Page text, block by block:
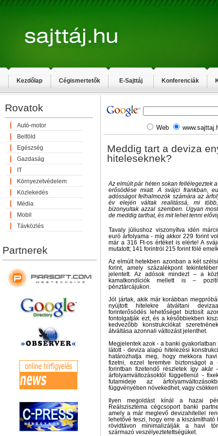
Kezdőlap Cégismertetők E-Sajttáj Konferenciák
Rovatok
Autó-motor
Belföld
Egészség
Gazdaság
IT
Környezetvédelem
Közlekedés
Média
Mobil
Távközlés
Partnerek
Web
Meddig tart a deviza
hiteleseknek?
Az elmúlt pár héten sokan fellélegeztek
erősödése miatt. A svájci frankban,
adósságot felhalmozók számára az
év elején váltak realitássá, mi
bizonyultak azzal szemben. Ugyan
de meddig tarthat, és mit lehet tenni
Tavaly júliushoz viszonyítva idén
euró árfolyama - míg akkor 229 forint
már a 316 Ft-os értéket is elérte! A
mutatott; 141 forintról 215 forint fölé
Az elmúlt hetekben azonban a két
forint, amely százalékpont
jelentett. Az adósok mindezt – a
kamatkondíciók mellett is –
pénztárcájukon.
Jól jártak, akik már korábban
nyújtott hitelekre átváltani
forinterősödés lehetőséget biztosít
fontolgatják ezt, és a későbbiekben
kedvezőbb konstrukciókat
átváltása azonnali változást jelenthet.
Megjelentek azok - a banki
látott - deviza alapú hitelezési
határozhatja meg, hogy mekkora
fizetni, ezzel teremtve biztonságot a
forintban fizetendő részletek így
árfolyamváltozásoktól függetlenül -
futamideje az
függvényében növekedhet, vagy
Ilyen megoldást kínál a hazai
Reálszisztéma cégcsoport banki
amely a már meglevő devizahitellel
lehetővé teszi, hogy erre a
rövidtávon minimalizálják a havi
származó veszélyeztetettségüket.